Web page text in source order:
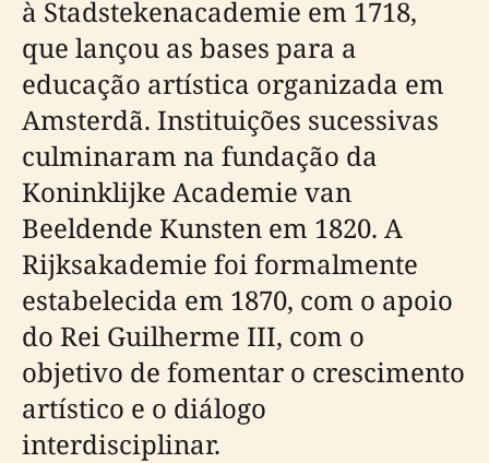
à Stadstekenacademie em 1718,
que lançou as bases para a
educação artística organizada em
Amsterdã. Instituições sucessivas
culminaram na fundação da
Koninklijke Academie van
Beeldende Kunsten em 1820. A
Rijksakademie foi formalmente
estabelecida em 1870, com o apoio
do Rei Guilherme III, com o
objetivo de fomentar o crescimento
artístico e o diálogo
interdisciplinar.